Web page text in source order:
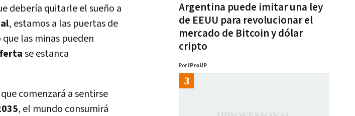
debería quitarle el sueño a
, estamos a las puertas de
las minas pueden
se estanca
que comenzará a sentirse
, el mundo consumirá
Argentina puede imitar una ley
de EEUU para revolucionar el
mercado de Bitcoin y dólar
cripto
Por iProUP